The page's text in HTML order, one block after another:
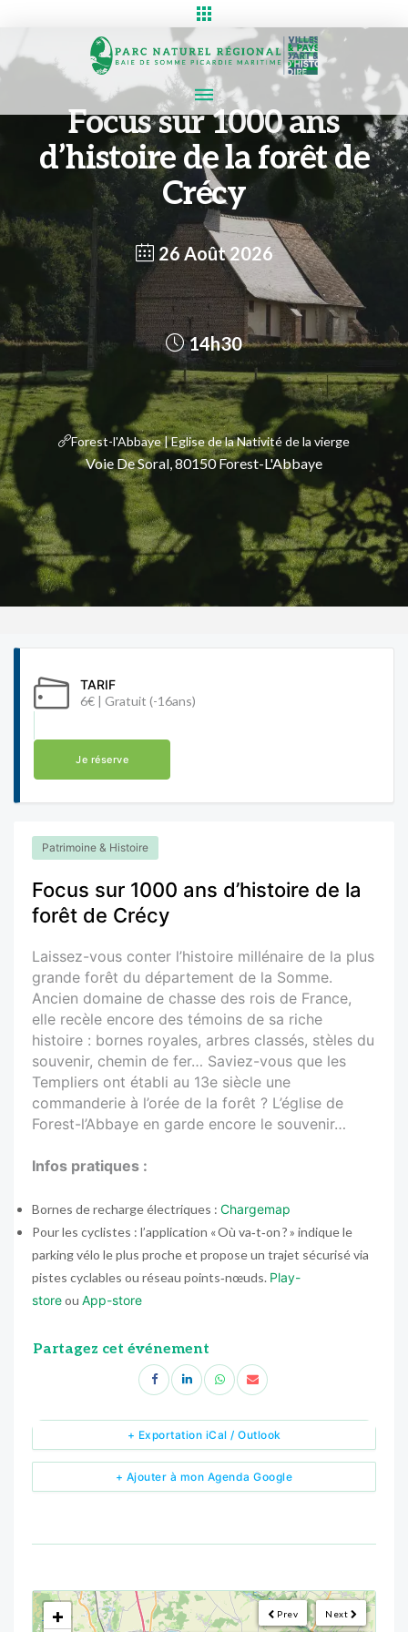
Focus sur 1000 ans
d’histoire de la forêt de
Crécy
26 Août 2026
14h30
Forest-l'Abbaye | Eglise de la Nativité de la vierge
Voie De Soral, 80150 Forest-L'Abbaye
TARIF
6€ | Gratuit (-16ans)
Je réserve
Patrimoine & Histoire
Focus sur 1000 ans d’histoire de la
forêt de Crécy
Laissez-vous conter l’histoire millénaire de la plus
grande forêt du département de la Somme.
Ancien domaine de chasse des rois de France,
elle recèle encore des témoins de sa riche
histoire : bornes royales, arbres classés, stèles du
souvenir, chemin de fer… Saviez-vous que les
Templiers ont établi au 13e siècle une
commanderie à l’orée de la forêt ? L’église de
Forest-l’Abbaye en garde encore le souvenir…
Infos pratiques :
Bornes de recharge électriques : Chargemap
Pour les cyclistes : l’application « Où va‑t‑on ? » indique le
parking vélo le plus proche et propose un trajet sécurisé via
pistes cyclables ou réseau points‑nœuds. Play-
storeou App-store
Partagez cet événement
+ Ajouter à mon Agenda Google
+ Exportation iCal / Outlook
Next
Prev
<!---->
+